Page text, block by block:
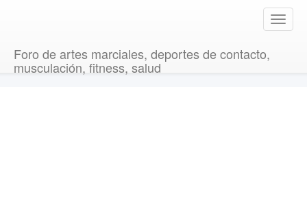
T
o
Foro de artes marciales, deportes de contacto,
musculación, fitness, salud